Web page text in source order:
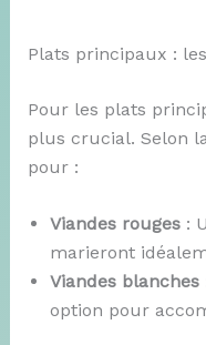
Plats principaux :
Pour les plats
plus crucial. Selon
pour :
Viandes rouges:
marieront
Viandes blanches
option pour